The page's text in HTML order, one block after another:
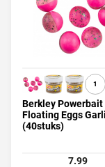
1
Berkley Powerbait
Floating Eggs
(40stuks)
7.99